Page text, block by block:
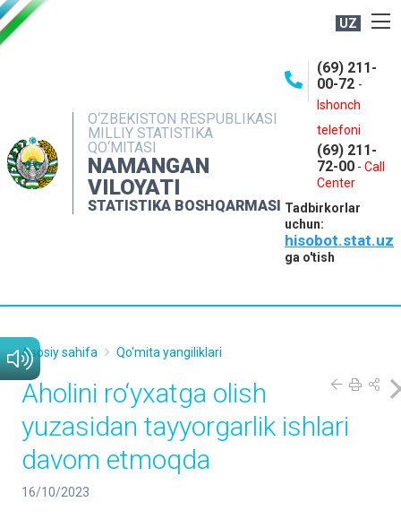
UZ
O‘ZBEKISTON RESPUBLIKASI
MILLIY STATISTIKA
QO‘MITASI
NAMANGAN
VILOYATI
STATISTIKA BOSHQARMASI
(69) 211-
00-72 -
Ishonch
telefoni
(69) 211-
72-00 - Call
Center
Tadbirkorlar
uchun:
hisobot.stat.uz
ga o'tish
NASHRLAR
INTERAKTIV XIZMATLAR
MATBUOT XIZMATI
MUROJAATLAR
Asosiy sahifa Qo'mita yangiliklari
Aholini ro‘yxatga olish
yuzasidan tayyorgarlik ishlari
davom etmoqda
16/10/2023